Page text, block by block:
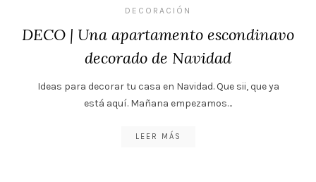
DECORACIÓN
DECO | Una apartamento escondinavo
decorado de Navidad
Ideas para decorar tu casa en Navidad. Que sii, que ya
está aquí. Mañana empezamos…
LEER MÁS